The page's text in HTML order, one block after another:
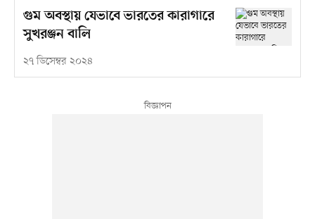
গুম অবস্থায় যেভাবে ভারতের কারাগারে
সুখরঞ্জন বালি
২৭ ডিসেম্বর ২০২৪